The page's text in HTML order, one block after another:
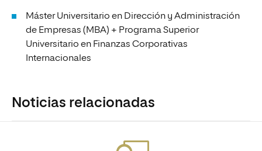
Máster Universitario en Dirección y Administración
de Empresas (MBA) + Programa Superior
Universitario en Finanzas Corporativas
Internacionales
Noticias relacionadas